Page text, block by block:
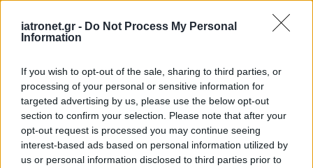
iatronet.gr - Do Not Process My Personal
Information
If you wish to opt-out of the sale, sharing to third parties, or
processing of your personal or sensitive information for
targeted advertising by us, please use the below opt-out
section to confirm your selection. Please note that after your
opt-out request is processed you may continue seeing
interest-based ads based on personal information utilized by
us or personal information disclosed to third parties prior to